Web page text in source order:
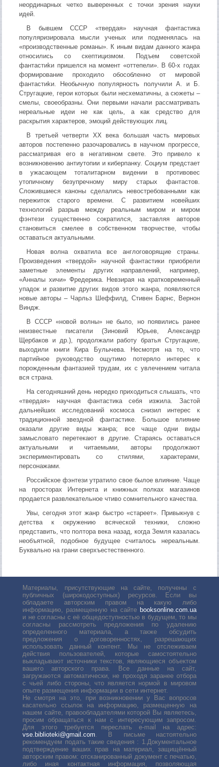
неординарных четко выверенных с точки зрения науки
идей.
В бывшем СССР «твердая» научная фантастика
популяризировала мысли ученых или подменялась на
«производственные романы». К иным видам данного жанра
относились со скептицизмом. Подъем советской
фaнтаcтиkи пришелся на момент «оттепели». В 60-х годах
формирование проходило обособленно от мировой
фантастиkи. Необычную популярность получили А. и Б.
Стругацкие, герои которых были несхематичны, а сюжеты –
смелы, своеобразны. Они первыми начали рассматривать
нереальные идеи не как цель, а как средство для
раскрытия характеров, эмоций действующих лиц.
В третьей четверти XX века большая часть мировых
авторов постепенно разочаровались в научном прогрессе,
рассматривая его в негативном свете. Это привело к
возникновению антиутопии и киберпанку. Социум предстает
в ужасающем тоталитарном видении в противовес
утопичному безупречному миру старых фантастов.
Сложившиеся каноны сделались невостребованными как
пережиток старого времени. С развитием новейших
технологий разрыв между реальным миром и миром
фэнтези существенно сократился, заставляя авторов
становиться смелее в собственном творчестве, чтобы
оставаться актуальными.
Новая волна охватила все англоговорящие страны.
Произведения «твердой» научной фантастики приобрели
заметные элементы других направлений, например,
«Анналы хичи» Фредерика. Невзирая на кратковременный
упадок и развитие других видов этого жанра, появляются
новые авторы – Чарльз Шеффилд, Стивен Барнс, Вернон
Виндж.
В СССР «новой волны» не было, но появились ранее
неизвестные писатели (Зиновий Юрьев, Александр
Щербаков и др.), продолжали работу братья Стругацкие,
выходили книги Кира Булычева. Несмотря на то, что
партийное руководство ощутимо потеряло интерес к
порожденным фантазией трудам, их с увлечением читала
вся страна.
На сегодняшний день нередко приходиться слышать, что
«твердая» научная фантастика себя изжила. Застой
дальнейших исследований космоса снизил интерес к
традиционной звездной фантастике. Большое влияние
оказали другие виды жанра; все чаще одни виды
замысловато перетекают в другие. Стараясь оставаться
актуальными и читаемыми, авторы продолжают
экспериментировать со стилями, характерами,
персонажами.
Российское фэнтези утратило свое былое влияние. Чаще
на просторах Интернета и книжных полках магазинов
продается развлекательное чтиво сомнительного качества.
Увы, сегодня этот жанр быстро «стареет». Привыкнув с
детства к окружению всяческой техники, сложно
представить, что полтора века назад, когда Земля казалась
необъятной, подобное будущее считалось нереальным.
Буквально на грани сверхъестественного.
Материалы, присутствующие на сайте, получены с
публичных (широкодоступных) ресурсов. Если вы
обладаете авторским правом на какую либо
информацию, размещенную на сайте booksonline.com.ua
и не согласны с её общедоступностью в будущем, то мы
согласны рассмотреть предложения по удалению
определенного материала, а также обсудить
предложения о договоренностях, разрешающих
использовать данный контент. Мы не отслеживаем
действия пользователей, которые самостоятельно
выкладывают источники текстов, являющиеся объектом
вашего авторского права. Все данные на сайт,
загружаются автоматически, не проходя заранее отбора
с чьей либо стороны, что является нормой в мировом
опыте размещения информации в сети интернет.
Не смотря на это, при возникновении у Вас вопросов
касательно ссылок на информацию, размещенную на
нашем сайте, правообладателями которой Вы являетесь,
просим обращаться к нам с интересующим запросом.
Для этого требуется переслать е-mail на адрес:
vse.biblioteki@gmail.com . В письме настоятельно
рекомендуем подать такие сведения : 1.Документальное
подтверждение ваших прав на материал, защищённый
авторским правом: отсканированный документ с печатью,
либо иная контактная информация, позволяющая